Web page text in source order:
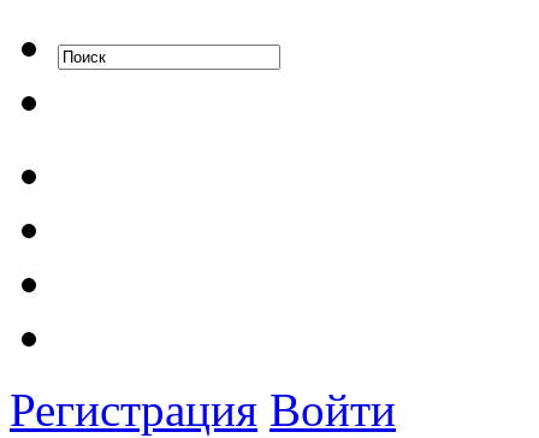
Регистрация Войти